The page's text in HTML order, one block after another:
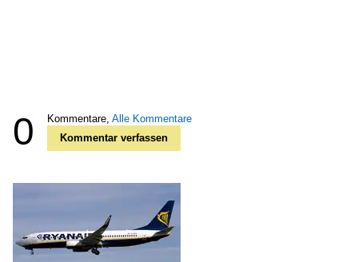
0 Kommentare, Alle Kommentare
Kommentar verfassen